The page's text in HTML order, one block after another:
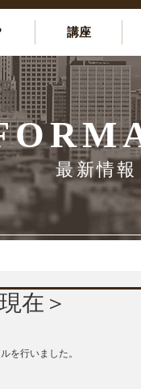
講座
最新情報
在＞
を行いました。